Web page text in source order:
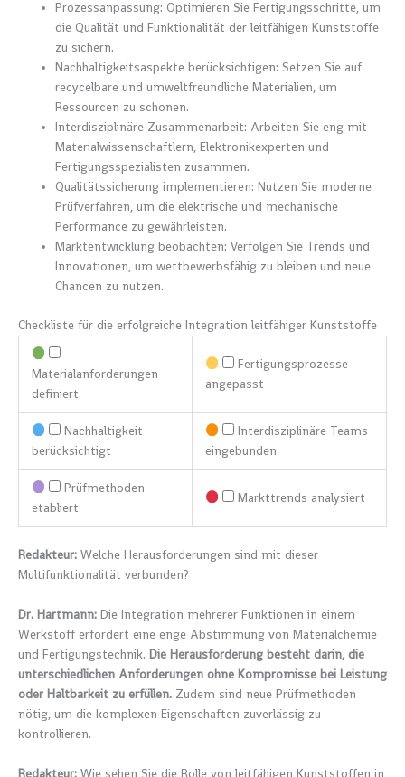
Prozessanpassung: Optimieren Sie Fertigungsschritte, um
die Qualität und Funktionalität der leitfähigen Kunststoffe
zu sichern.
Nachhaltigkeitsaspekte berücksichtigen: Setzen Sie auf
recycelbare und umweltfreundliche Materialien, um
Ressourcen zu schonen.
Interdisziplinäre Zusammenarbeit: Arbeiten Sie eng mit
Materialwissenschaftlern, Elektronikexperten und
Fertigungsspezialisten zusammen.
Qualitätssicherung implementieren: Nutzen Sie moderne
Prüfverfahren, um die elektrische und mechanische
Performance zu gewährleisten.
Marktentwicklung beobachten: Verfolgen Sie Trends und
Innovationen, um wettbewerbsfähig zu bleiben und neue
Chancen zu nutzen.
Checkliste für die erfolgreiche Integration leitfähiger Kunststoffe
Materialanforderungen
definiert
Fertigungsprozesse
angepasst
Nachhaltigkeit
berücksichtigt
Interdisziplinäre Teams
eingebunden
Prüfmethoden
etabliert
Markttrends analysiert
Redakteur: Welche Herausforderungen sind mit dieser
Multifunktionalität verbunden?
Dr. Hartmann: Die Integration mehrerer Funktionen in einem
Werkstoff erfordert eine enge Abstimmung von Materialchemie
und Fertigungstechnik. Die Herausforderung besteht darin, die
unterschiedlichen Anforderungen ohne Kompromisse bei Leistung
oder Haltbarkeit zu erfüllen. Zudem sind neue Prüfmethoden
nötig, um die komplexen Eigenschaften zuverlässig zu
kontrollieren.
Redakteur: Wie sehen Sie die Rolle von leitfähigen Kunststoffen in